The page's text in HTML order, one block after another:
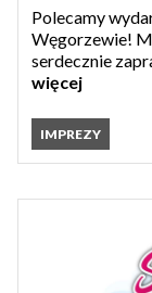
Polecamy
Węgorzewie!
serdecznie
więcej
IMPREZY